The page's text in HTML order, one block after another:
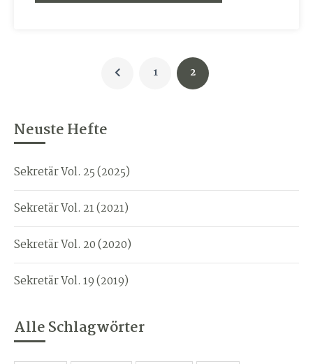
1 2
Neuste Hefte
Sekretär Vol. 25 (2025)
Sekretär Vol. 21 (2021)
Sekretär Vol. 20 (2020)
Sekretär Vol. 19 (2019)
Alle Schlagwörter